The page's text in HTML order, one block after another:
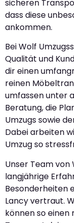
sicheren
dass diese
ankommen.
Bei Wolf
Qualität und
dir einen
reinen
umfassen unter
Beratung, die
Umzugs sowie
Dabei arbeiten
Umzug so
Unser Team
langjährige
Besonderheiten
Lancy vertraut.
können so einen